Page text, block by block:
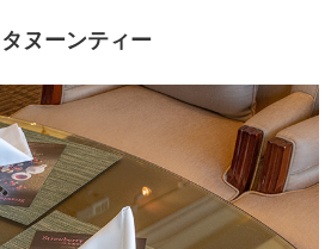
ヌーンティー